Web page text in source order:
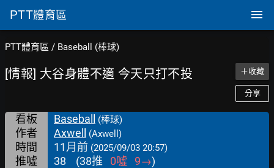
PTT體育區
PTT體育區 / Baseball (棒球)
[情報] 大谷身體不適 今天只打不投 ＋收藏
分享
看板 Baseball (棒球)
作者 Axwell (Axwell)
時間 11月前 (2025/09/03 20:57)
推噓 38 (38推 0噓 9→)